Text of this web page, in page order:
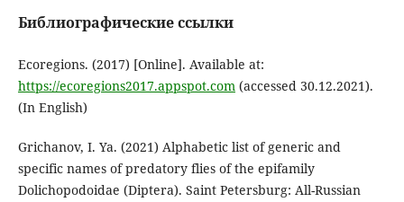
Библиографические ссылки
Ecoregions. (2017) [Online]. Available at:
https://ecoregions2017.appspot.com(accessed 30.12.2021).
(In English)
Grichanov, I. Ya. (2021) Alphabetic list of generic and
specific names of predatory flies of the epifamily
Dolichopodoidae (Diptera). Saint Petersburg: All-Russian